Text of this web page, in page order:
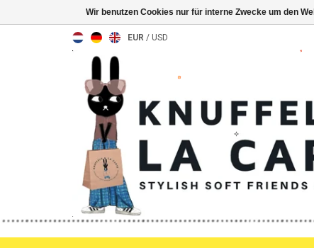
EUR / USD
Wir benutzen Cookies nur für interne Zwecke um den